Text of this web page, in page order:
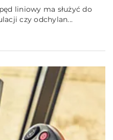
liniowy ma służyć do
czy odchylan...